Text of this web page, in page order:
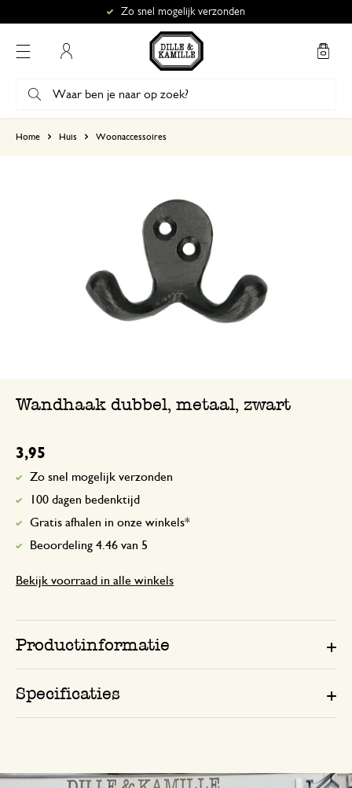
Zo snel mogelijk verzonden
Home Huis Woonaccessoires
Wandhaak dubbel, metaal, zwart
3,95
Zo snel mogelijk verzonden
100 dagen bedenktijd
Gratis afhalen in onze winkels*
Beoordeling 4.46 van 5
Bekijk voorraad in alle winkels
Productinformatie
Specificaties